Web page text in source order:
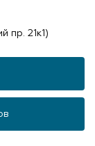
пр. 21к1)